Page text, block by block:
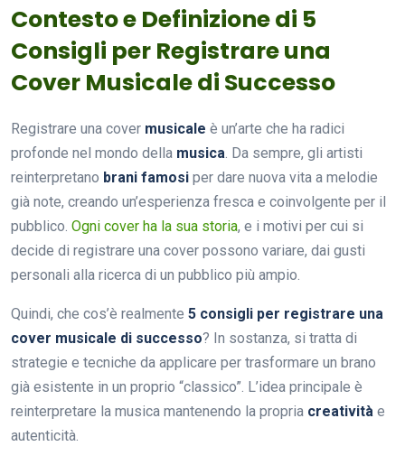
Contesto e Definizione di 5
Consigli per Registrare una
Cover Musicale di Successo
Registrare una cover musicale è un’arte che ha radici
profonde nel mondo della musica. Da sempre, gli artisti
reinterpretano brani famosi per dare nuova vita a melodie
già note, creando un’esperienza fresca e coinvolgente per il
pubblico. Ogni cover ha la sua storia, e i motivi per cui si
decide di registrare una cover possono variare, dai gusti
personali alla ricerca di un pubblico più ampio.
Quindi, che cos’è realmente 5 consigli per registrare una
cover musicale di successo? In sostanza, si tratta di
strategie e tecniche da applicare per trasformare un brano
già esistente in un proprio “classico”. L’idea principale è
reinterpretare la musica mantenendo la propria creatività e
autenticità.